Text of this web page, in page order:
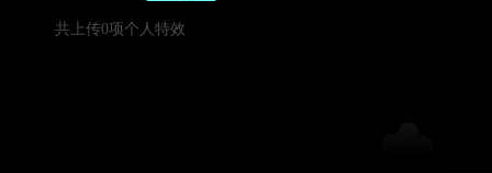
共上传0项个人特效